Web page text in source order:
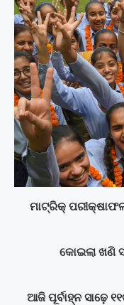
ମାଟ୍ରିକ୍‌
କୋଇଲା ଖଣି
ଆଜି ପୂର୍ବାହ୍ନ ସାଢ଼େ